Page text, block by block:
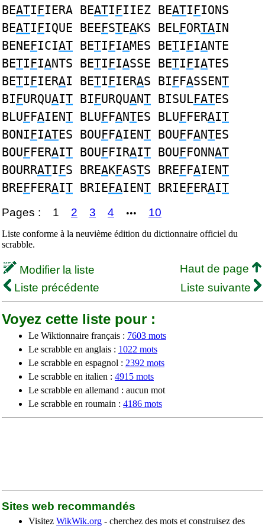
BEATIFIERA BEATIFIIEZ BEATIFIONS
BEATIFIQUE BEEFSTEAKS BELFORTAIN
BENEFICIAT BETIFIAMES BETIFIANTE
BETIFIANTS BETIFIASSE BETIFIATES
BETIFIERAI BETIFIERAS BIFFASSENT
BIFURQUAIT BIFURQUANT BISULFATES
BLUFFAIENT BLUFFANTES BLUFFERAIT
BONIFIATES BOUFFAIENT BOUFFANTES
BOUFFERAIT BOUFFIRAIT BOUFFONNAT
BOURRATIFS BREAKFASTS BREFFAIENT
BREFFERAIT BRIEFAIENT BRIEFERAIT
Pages : 1 2 3 4 ••• 10
Liste conforme à la neuvième édition du dictionnaire officiel du
scrabble.
Modifier la liste
Haut de page
Liste précédente
Liste suivante
Voyez cette liste pour :
Le Wiktionnaire français : 7603 mots
Le scrabble en anglais : 1022 mots
Le scrabble en espagnol : 2392 mots
Le scrabble en italien : 4915 mots
Le scrabble en allemand : aucun mot
Le scrabble en roumain : 4186 mots
Sites web recommandés
Visitez WikWik.org - cherchez des mots et construisez des